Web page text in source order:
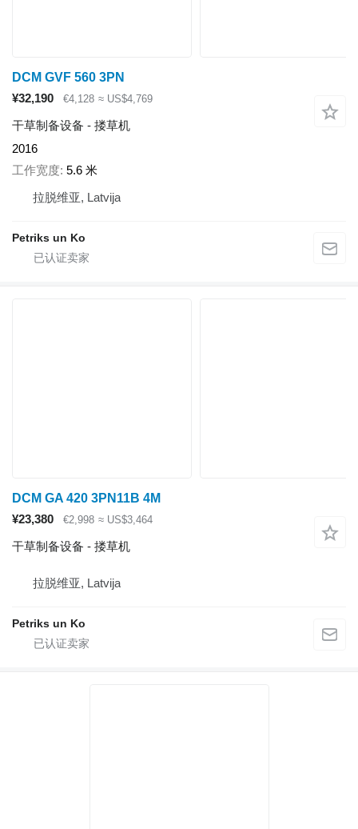
DCM GVF 560 3PN
¥32,190
€4,128 ≈ US$4,769
干草制备设备 - 搂草机
2016
工作宽度 5.6 米
拉脱维亚, Latvija
Petriks un Ko
DCM GA 420 3PN11B 4M
¥23,380
€2,998 ≈ US$3,464
干草制备设备 - 搂草机
拉脱维亚, Latvija
Petriks un Ko